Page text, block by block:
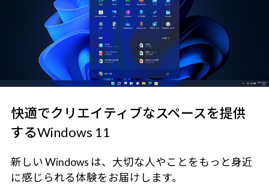
快適でクリエイティブなスペースを提供
するWindows 11
新しい Windows は、大切な人やことをもっと身近
に感じられる体験をお届けします。